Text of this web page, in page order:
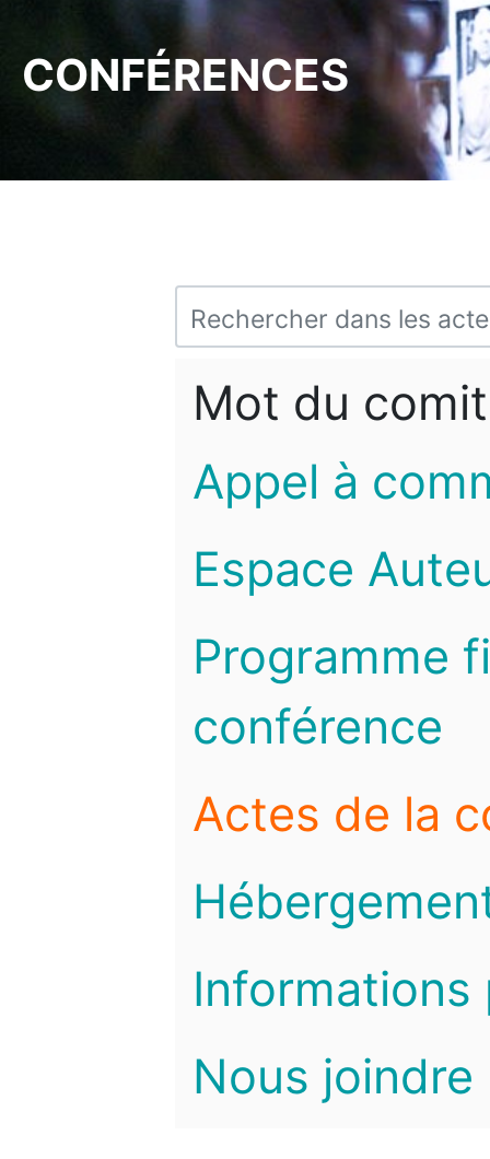
CONFÉRENCES
Mot du
Appel à
Espace
Programme
conférence
Actes de la
Informations
Nous joindre